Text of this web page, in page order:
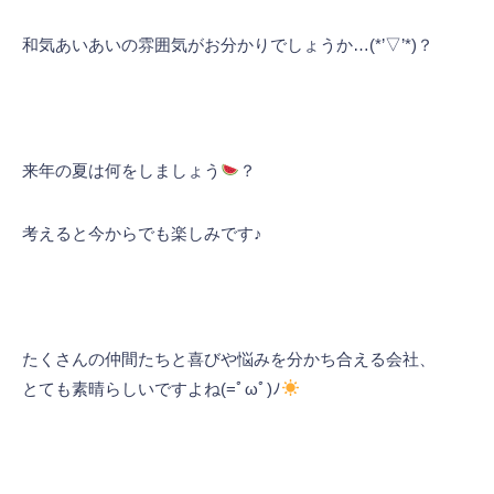
和気あいあいの雰囲気がお分かりでしょうか…(*’▽’*)？
来年の夏は何をしましょう ？
考えると今からでも楽しみです♪
たくさんの仲間たちと喜びや悩みを分かち合える会社、
とても素晴らしいですよね(=ﾟωﾟ)ﾉ